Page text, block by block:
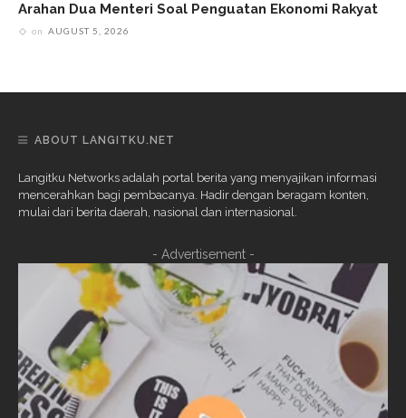
Arahan Dua Menteri Soal Penguatan Ekonomi Rakyat
on AUGUST 5, 2026
ABOUT LANGITKU.NET
Langitku Networks adalah portal berita yang menyajikan informasi
mencerahkan bagi pembacanya. Hadir dengan beragam konten,
mulai dari berita daerah, nasional dan internasional.
- Advertisement -